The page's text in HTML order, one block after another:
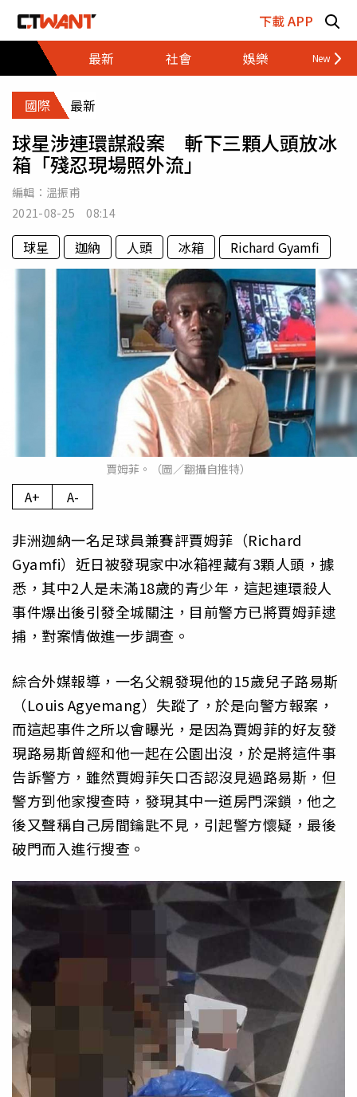
下載 APP
最新
社會 娛樂 財經
國際 最新
球星涉連環謀殺案 斬下三顆人頭放冰
箱「殘忍現場照外流」
編輯： 溫振甫
2021-08-25 08:14
球星 迦納 人頭 冰箱 Richard Gyamfi
賈姆菲。（圖／翻攝自推特）
A+ A-
非洲迦納一名足球員兼賽評賈姆菲（Richard
Gyamfi）近日被發現家中冰箱裡藏有3顆人頭，據
悉，其中2人是未滿18歲的青少年，這起連環殺人
事件爆出後引發全城關注，目前警方已將賈姆菲逮
捕，對案情做進一步調查。
綜合外媒報導，一名父親發現他的15歲兒子路易斯
（Louis Agyemang）失蹤了，於是向警方報案，
而這起事件之所以會曝光，是因為賈姆菲的好友發
現路易斯曾經和他一起在公園出沒，於是將這件事
告訴警方，雖然賈姆菲矢口否認沒見過路易斯，但
警方到他家搜查時，發現其中一道房門深鎖，他之
後又聲稱自己房間鑰匙不見，引起警方懷疑，最後
破門而入進行搜查。